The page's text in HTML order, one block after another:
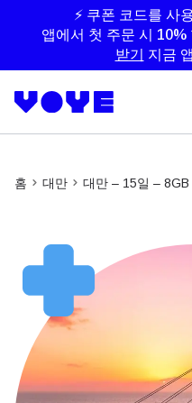
⚡ 쿠폰 코드를 사
앱에서 첫 주문 시 10%
받기
지금
홈 대만 대만 – 15일 – 8GB